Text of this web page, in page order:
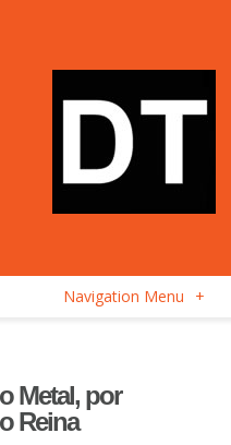
Navigation Menu +
Metal, por
Reina